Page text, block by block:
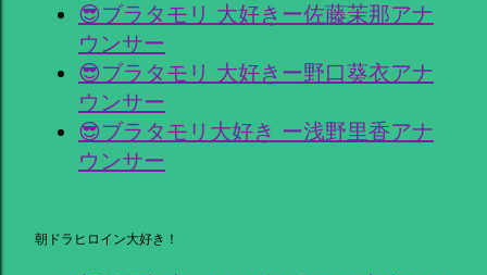
😎ブラタモリ 大好きー佐藤茉那アナ
ウンサー
😎ブラタモリ 大好きー野口葵衣アナ
ウンサー
😎ブラタモリ大好き ー浅野里香アナ
ウンサー
朝ドラヒロイン大好き！